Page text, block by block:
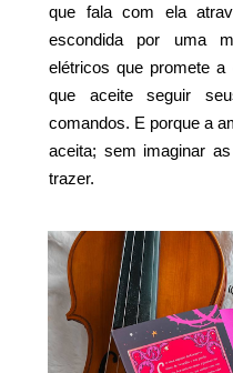
que fala com ela
escondida por uma
elétricos que promete a
que aceite seguir
comandos. E porque a
aceita; sem imaginar
trazer.